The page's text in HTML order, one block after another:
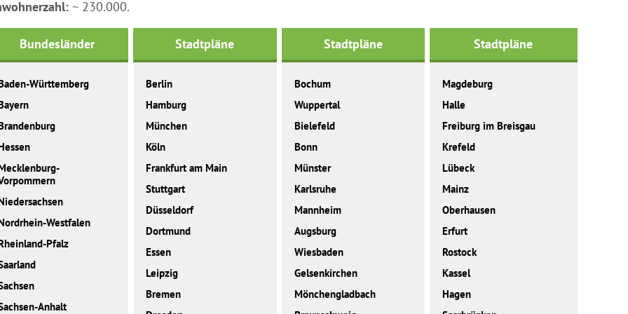
~ 230.000.
Bundesländer
Württemberg
Westfalen
Pfalz
Anhalt
Stadtpläne
Berlin
Hamburg
München
Köln
Frankfurt am Main
Stuttgart
Düsseldorf
Dortmund
Essen
Leipzig
Bremen
Stadtpläne
Bochum
Wuppertal
Bielefeld
Bonn
Münster
Karlsruhe
Mannheim
Augsburg
Wiesbaden
Gelsenkirchen
Mönchengladbach
Stadtpläne
Magdeburg
Halle
Freiburg im Breisgau
Krefeld
Lübeck
Mainz
Oberhausen
Erfurt
Rostock
Kassel
Hagen